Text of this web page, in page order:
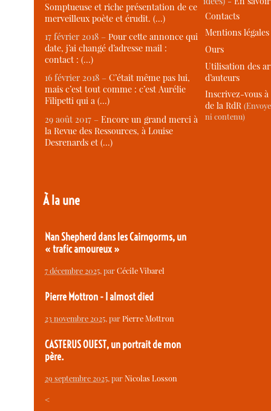
Somptueuse et riche présentation de ce
merveilleux poète et érudit. (…)
17 février 2018 –Pour cette annonce qui
date, j’ai changé d’adresse mail :
contact : (…)
16 février 2018 –C’était même pas lui,
mais c’est tout comme : c’est Aurélie
Filipetti qui a (…)
29 août 2017 –Encore un grand merci à
la Revue des Ressources, à Louise
Desrenards et (…)
À la une
Nan Shepherd dans les Cairngorms, un
« trafic amoureux »
7 décembre 2025, parCécile Vibarel
Pierre Mottron - I almost died
23 novembre 2025, parPierre Mottron
CASTERUS OUEST, un portrait de mon
père.
29 septembre 2025, parNicolas Losson
<
Contacts
Mentions légales
Ours
Utilisation des
d’auteurs
Inscrivez-vous
de la RdR
ni contenu)